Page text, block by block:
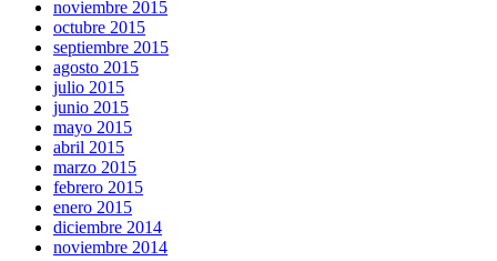
noviembre 2015
octubre 2015
septiembre 2015
agosto 2015
julio 2015
junio 2015
mayo 2015
abril 2015
marzo 2015
febrero 2015
enero 2015
diciembre 2014
noviembre 2014